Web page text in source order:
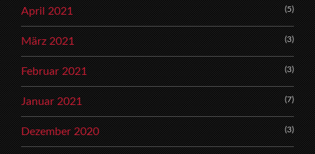
April 2021 (5)
März 2021 (3)
Februar 2021 (3)
Januar 2021 (7)
Dezember 2020 (3)